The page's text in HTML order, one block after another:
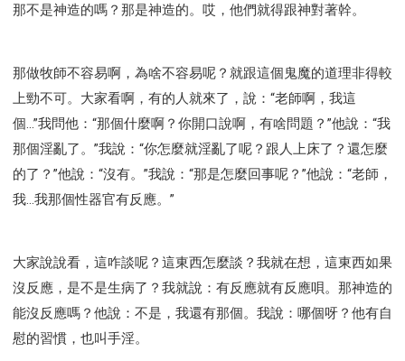
那不是神造的嗎？那是神造的。哎，他們就得跟神對著幹。
那做牧師不容易啊，為啥不容易呢？就跟這個鬼魔的道理非得較
上勁不可。大家看啊，有的人就來了，說：“老師啊，我這
個...”我問他：“那個什麼啊？你開口說啊，有啥問題？”他說：“我
那個淫亂了。”我說：“你怎麼就淫亂了呢？跟人上床了？還怎麼
的了？”他說：“沒有。”我說：“那是怎麼回事呢？”他說：“老師，
我...我那個性器官有反應。”
大家說說看，這咋談呢？這東西怎麼談？我就在想，這東西如果
沒反應，是不是生病了？我就說：有反應就有反應唄。那神造的
能沒反應嗎？他說：不是，我還有那個。我說：哪個呀？他有自
慰的習慣，也叫手淫。